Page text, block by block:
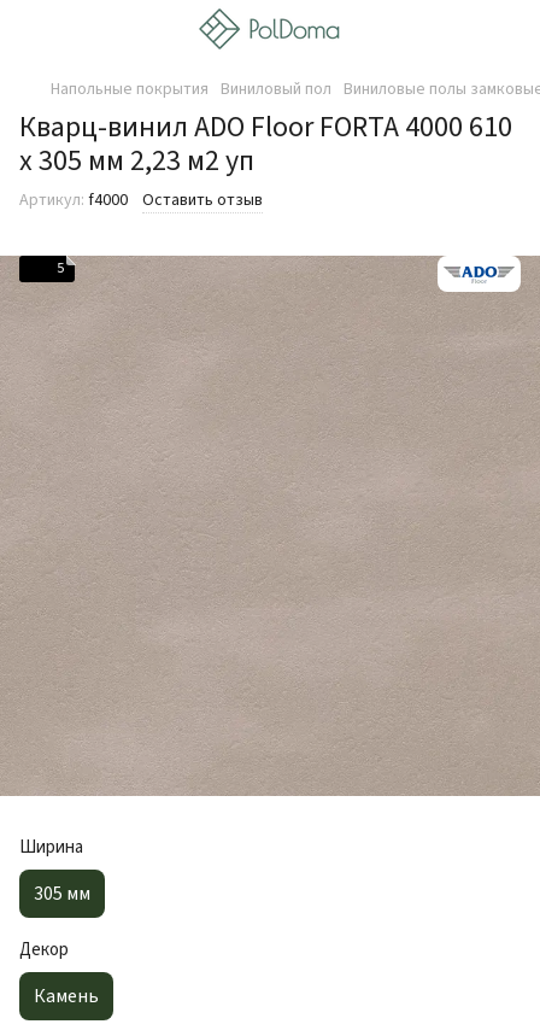
Напольные покрытия Виниловый пол Виниловые полы
Кварц-винил ADO Floor FORTA 4000 610
х 305 мм 2,23 м2 уп
Артикул: f4000 Оставить отзыв
5
Ширина
305 мм
Декор
Камень